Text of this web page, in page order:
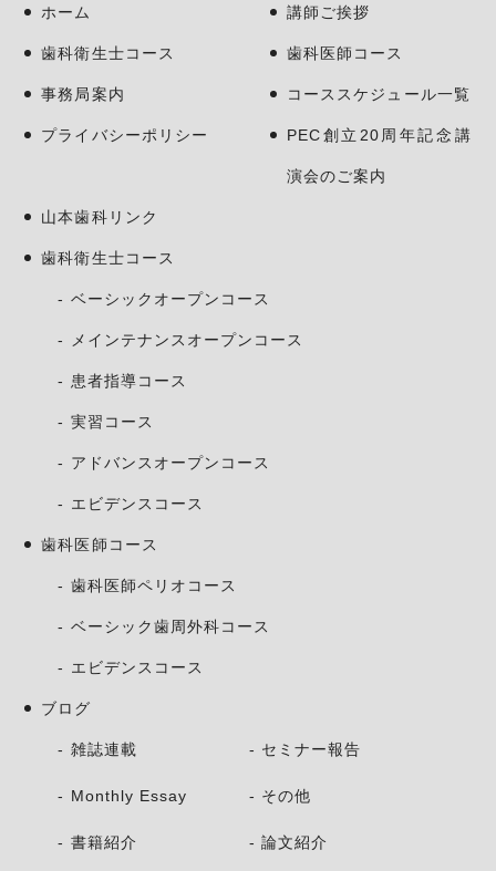
ホーム 講師ご挨拶
歯科衛生士コース 歯科医師コース
事務局案内 コーススケジュール一覧
プライバシーポリシー PEC創立20周年記念講
演会のご案内
山本歯科リンク
歯科衛生士コース
ベーシックオープンコース
メインテナンスオープンコース
患者指導コース
実習コース
アドバンスオープンコース
エビデンスコース
歯科医師コース
歯科医師ペリオコース
ベーシック歯周外科コース
エビデンスコース
ブログ
雑誌連載 セミナー報告
Monthly Essay その他
書籍紹介 論文紹介